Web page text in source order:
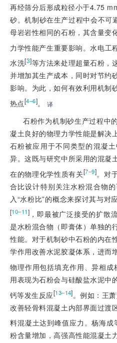
再经筛分后形成粒径小于4.75
砂。机制砂在生产过程中会不可
母岩岩性相同的石粉，其含量变
力学性能产生重要影响。水电工
水洗[3]等方法来处理超量石粉，
并增加其生产成本，同时对节约
影响。为此，如何有效利用机制
热点[4–6]。 译
石粉作为机制砂生产过程中
凝土良好的物理力学性能是解决
石粉被应用于不同类型的混凝
异。这既与研究中所采用的混凝
在的物理化学性质有关[7–9]。对
合比设计特别关注水粉混合物
入“水粉比”的概念来探讨其与对
[10–11]，即最被广泛接受的扩散
是水粉混合物（即膏体）单独的
性能。对于机制砂中石粉的内在
学作用改善水泥胶凝体系，进而
物理作用包括填充作用、异相成
用表现为石粉会与硅酸盐水泥中
钙等发生反应[13–14]。例如：王
改善轻骨料混凝土内部界面过渡
料混凝土达到峰值应力。杨海成
粉含量增加，高强高性能混凝土